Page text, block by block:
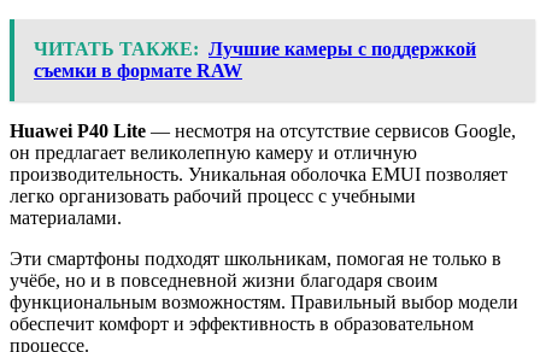
ЧИТАТЬ ТАКЖЕ: Лучшие камеры с поддержкой
съемки в формате RAW
Huawei P40 Lite — несмотря на отсутствие сервисов Google,
он предлагает великолепную камеру и отличную
производительность. Уникальная оболочка EMUI позволяет
легко организовать рабочий процесс с учебными
материалами.
Эти смартфоны подходят школьникам, помогая не только в
учёбе, но и в повседневной жизни благодаря своим
функциональным возможностям. Правильный выбор модели
обеспечит комфорт и эффективность в образовательном
процессе.